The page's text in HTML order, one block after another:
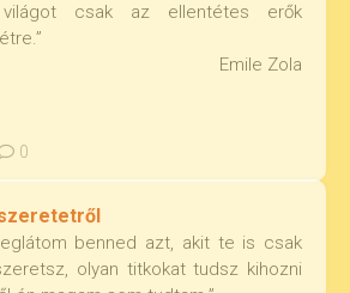
csak az ellentétes erők
Emile Zola
0
benned azt, akit te is csak
olyan titkokat tudsz kihozni